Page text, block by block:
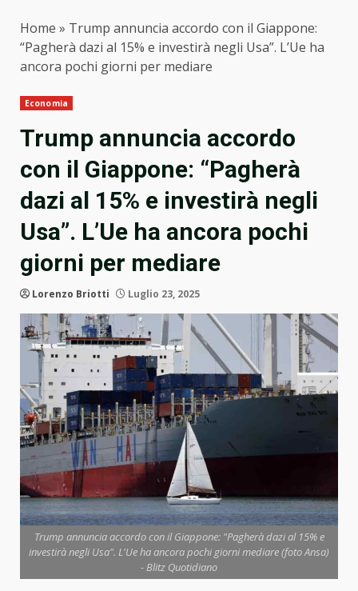
Home » Trump annuncia accordo con il Giappone:
“Pagherà dazi al 15% e investirà negli Usa”. L’Ue ha
ancora pochi giorni per mediare
Economia
Trump annuncia accordo
con il Giappone: “Pagherà
dazi al 15% e investirà negli
Usa”. L’Ue ha ancora pochi
giorni per mediare
Lorenzo Briotti Luglio 23, 2025
Trump annuncia accordo con il Giappone: "Pagherà dazi al 15% e
investirà negli Usa". L'Ue ha ancora pochi giorni mediare (foto Ansa)
- Blitz Quotidiano